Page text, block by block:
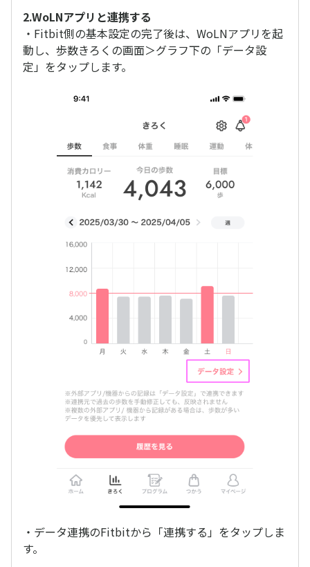
2.WoLNアプリと連携する
・Fitbit側の基本設定の完了後は、WoLNアプリを起
動し、歩数きろくの画面＞グラフ下の「データ設
定」をタップします。
・データ連携のFitbitから「連携する」をタップしま
す。